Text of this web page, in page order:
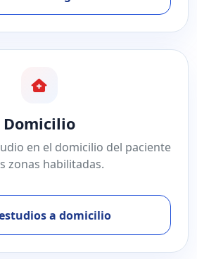
Domicilio
en el domicilio del paciente
zonas habilitadas.
a domicilio